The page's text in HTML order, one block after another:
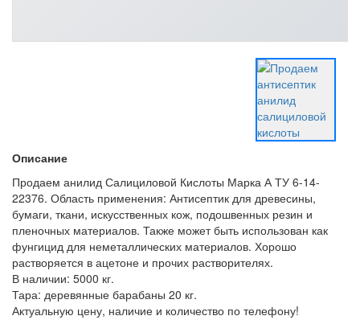
Описание
Продаем анилид Салициловой Кислоты Марка А ТУ 6-14-
22376. Область применения: Антисептик для древесины,
бумаги, ткани, искусственных кож, подошвенных резин и
пленочных материалов. Также может быть использован как
фунгицид для неметаллических материалов. Хорошо
растворяется в ацетоне и прочих растворителях.
В наличии: 5000 кг.
Тара: деревянные барабаны 20 кг.
Актуальную цену, наличие и количество по телефону!